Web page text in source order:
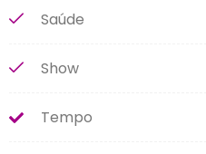
Saúde
Show
Tempo